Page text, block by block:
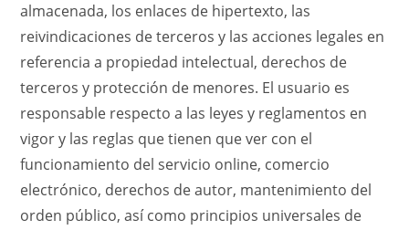
almacenada, los enlaces de hipertexto, las
reivindicaciones de terceros y las acciones legales en
referencia a propiedad intelectual, derechos de
terceros y protección de menores. El usuario es
responsable respecto a las leyes y reglamentos en
vigor y las reglas que tienen que ver con el
funcionamiento del servicio online, comercio
electrónico, derechos de autor, mantenimiento del
orden público, así como principios universales de